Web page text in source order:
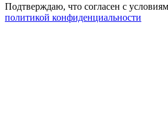
Подтверждаю, что согласен с
политикой конфиденциальности